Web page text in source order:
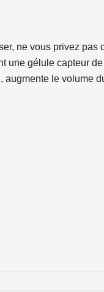
ne vous privez pas
une gélule capteur
augmente le volume